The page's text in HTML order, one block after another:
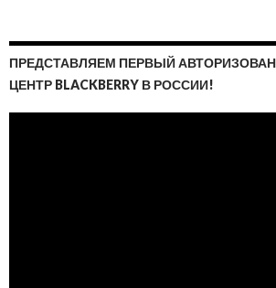
ПРЕДСТАВЛЯЕМ ПЕРВЫЙ
ЦЕНТР BLACKBERRY В РОССИИ!